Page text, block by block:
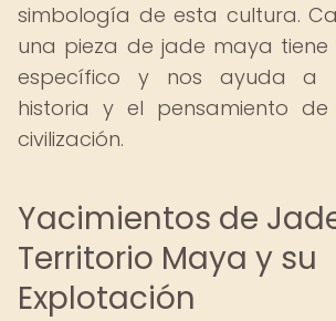
simbología de esta cultura.
una pieza de jade maya tiene
específico y nos ayuda a
historia y el pensamiento
civilización.
Yacimientos de
Territorio Maya y su
Explotación